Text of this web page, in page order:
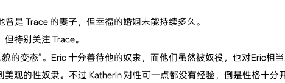
是 Trace 的妻子，但幸福的婚姻未能持续多久。
特别关注 Trace。
变态”。Eric 十分善待他的奴隶，而他们虽然被奴役，也对Eric相当
观的性奴隶。不过 Katherin 对性可一点都没有经验，倒是性格十分